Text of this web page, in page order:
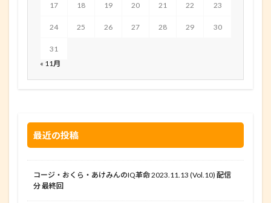
17 18 19 20 21 22 23
24 25 26 27 28 29 30
31
« 11月
最近の投稿
コージ・おくら・あけみんのIQ革命 2023.11.13 (Vol.10) 配信
分 最終回